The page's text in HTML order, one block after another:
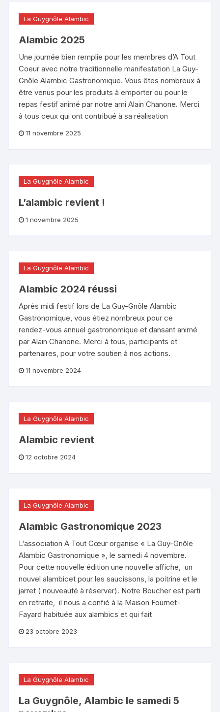
La Guygnôle Alambic
Alambic 2025
Une journée bien remplie pour les membres d’A Tout
Coeur avec notre traditionnelle manifestation La Guy-
Gnôle Alambic Gastronomique. Vous êtes nombreux à
être venus pour les produits à emporter ou pour le
repas festif animé par notre ami Alain Chanone. Merci
à tous ceux qui ont contribué à sa réalisation
11 novembre 2025
La Guygnôle Alambic
L’alambic revient !
1 novembre 2025
La Guygnôle Alambic
Alambic 2024 réussi
Après midi festif lors de La Guy-Gnôle Alambic
Gastronomique, vous étiez nombreux pour ce
rendez-vous annuel gastronomique et dansant animé
par Alain Chanone. Merci à tous, participants et
partenaires, pour votre soutien à nos actions.
11 novembre 2024
La Guygnôle Alambic
Alambic revient
12 octobre 2024
La Guygnôle Alambic
Alambic Gastronomique 2023
L’association A Tout Cœur organise « La Guy-Gnôle
Alambic Gastronomique », le samedi 4 novembre.
Pour cette nouvelle édition une nouvelle affiche, un
nouvel alambicet pour les saucissons, la poitrine et le
jarret ( nouveauté à réserver). Notre Boucher est parti
en retraite, il nous a confié à la Maison Fournet-
Fayard habituée aux alambics et qui fait
23 octobre 2023
La Guygnôle Alambic
La Guygnôle, Alambic le samedi 5